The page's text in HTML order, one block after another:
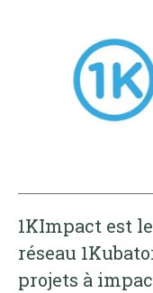
1KImpact est
réseau
projets à